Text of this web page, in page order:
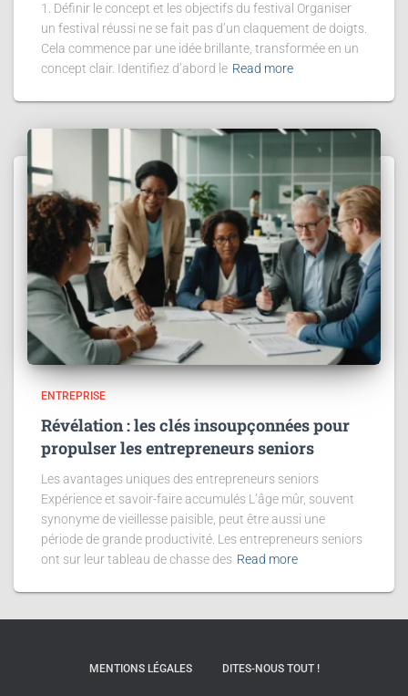
1. Définir le concept et les objectifs du festival Organiser
un festival réussi ne se fait pas d’un claquement de doigts.
Cela commence par une idée brillante, transformée en un
concept clair. Identifiez d’abord le Read more
ENTREPRISE
Révélation : les clés insoupçonnées pour
propulser les entrepreneurs seniors
Les avantages uniques des entrepreneurs seniors
Expérience et savoir-faire accumulés L’âge mûr, souvent
synonyme de vieillesse paisible, peut être aussi une
période de grande productivité. Les entrepreneurs seniors
ont sur leur tableau de chasse des Read more
MENTIONS LÉGALES DITES-NOUS TOUT !